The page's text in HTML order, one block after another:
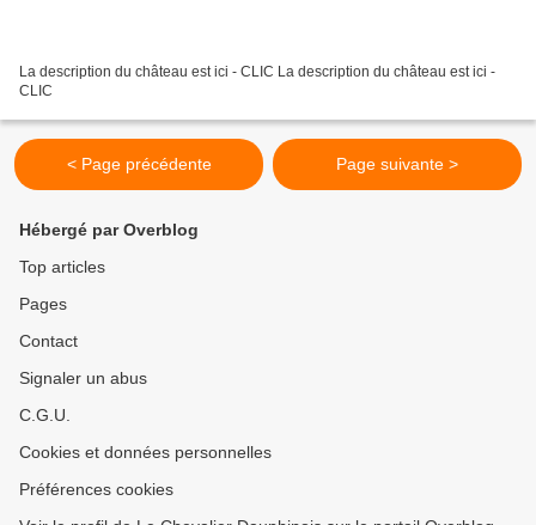
La description du château est ici - CLIC La description du château est ici -
CLIC
< Page précédente Page suivante >
Hébergé par Overblog
Top articles
Pages
Contact
Signaler un abus
C.G.U.
Cookies et données personnelles
Préférences cookies